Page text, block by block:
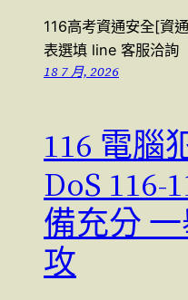
116高考資通安全[資
表選填 line 客服洽
18 7 月, 2026
116 電腦
DoS 116-
備充分
攻